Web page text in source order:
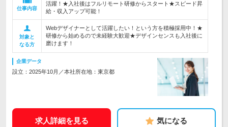
仕事内容
活躍！★入社後はフルリモート研修からスタート★スピード昇
給・収入アップ可能！
対象と
なる方
Webデザイナーとして活躍したい！という方を積極採用中！★
研修から始めるので未経験大歓迎★デザインセンスも入社後に
磨けます！
企業データ
設立：2025年10月／本社所在地：東京都
求人詳細を見る 気になる